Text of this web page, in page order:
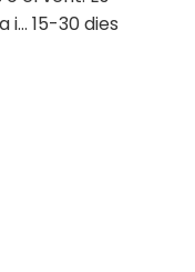
i… 15-30 dies